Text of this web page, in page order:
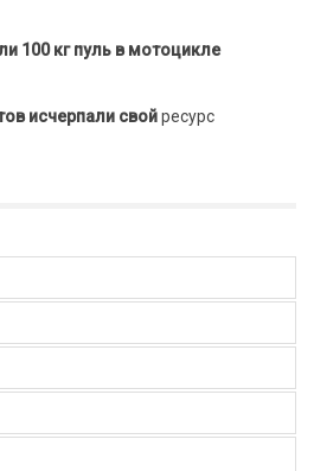
100 кг пуль в мотоцикле
исчерпали свойресурс